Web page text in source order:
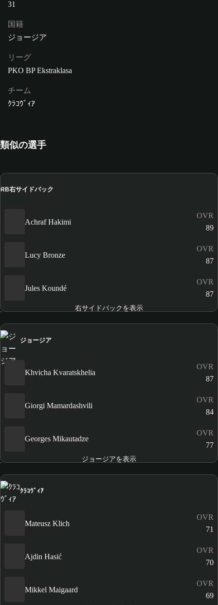
31
国籍
ジョージア
リーグ
PKO BP Ekstraklasa
チーム
ｸﾗｺｳﾞｨｱ
類似の選手
RB右サイドバック
Achraf Hakimi
OVR
89
Lucy Bronze
OVR
87
Jules Koundé
OVR
87
右サイドバックを表示
ジョージア
Khvicha Kvaratskhelia
OVR
87
Giorgi Mamardashvili
OVR
84
Georges Mikautadze
OVR
77
ジョージアを表示
ｸﾗｺｳﾞｨｱ
Mateusz Klich
OVR
71
Ajdin Hasić
OVR
70
Mikkel Maigaard
OVR
69